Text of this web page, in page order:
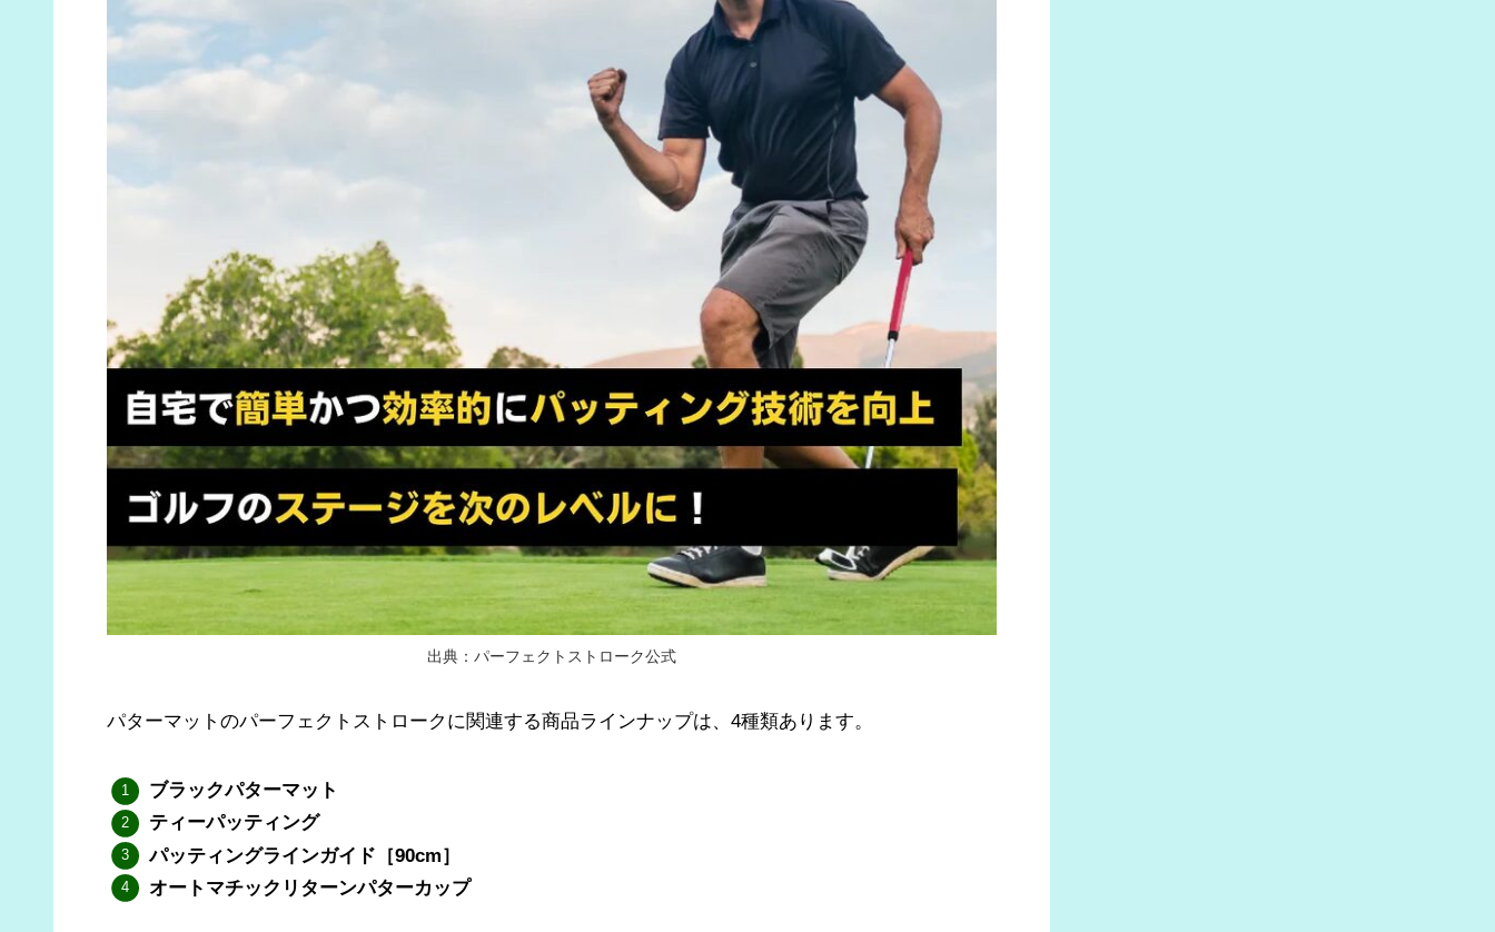
出典：パーフェクトストローク公式
パターマットのパーフェクトストロークに関連する商品ラインナップは、4種類あります。
ブラックパターマット
ティーパッティング
パッティングラインガイド［90cm］
オートマチックリターンパターカップ